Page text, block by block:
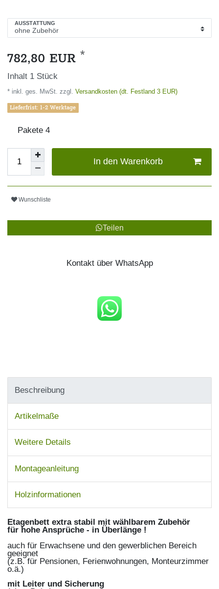
AUSSTATTUNG
782,80 EUR *
Inhalt 1 Stück
* inkl. ges. MwSt. zzgl. Versandkosten (dt. Festland 3 EUR)
Lieferfrist: 1-2 Werktage
Pakete 4
In den Warenkorb
Wunschliste
Teilen
Kontakt über WhatsApp
Beschreibung
Artikelmaße
Weitere Details
Montageanleitung
Holzinformationen
Etagenbett extra stabil mit wählbarem Zubehör
für hohe Ansprüche - in Überlänge !
auch für Erwachsene und den gewerblichen Bereich
geeignet
(z.B. für Pensionen, Ferienwohnungen, Monteurzimmer
o.ä.)
mit Leiter und Sicherung